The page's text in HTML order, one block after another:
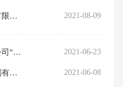
湖北盛鑫建筑安装有限公司“7.9”一般 物体打击事故调查报告 2021-08-09
武汉天奇工贸有限公司“5.24”一般高坠 事故调查报告 2021-06-23
武汉虹之彩包装印刷有限公司“5.13”一般机械伤害事故调查报告 2021-06-08